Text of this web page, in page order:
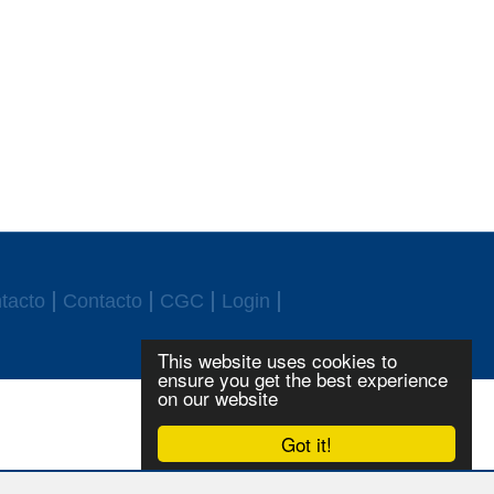
Got it!
This website uses cookies to
ensure you get the best experience
on our website
Contacto CGC Login